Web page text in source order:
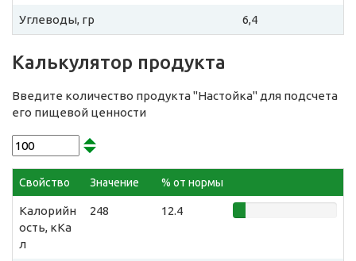
Углеводы, гр 6,4
Калькулятор продукта
Введите количество продукта "Настойка" для подсчета
его пищевой ценности
Свойство Значение % от нормы
Калорийн
ость, кКа
л
248 12.4